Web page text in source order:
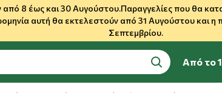
8 έως και 30 Αυγούστου.Παραγγελίες που θα
αυτή θα εκτελεστούν από 31 Αυγούστου και
Σεπτεμβρίου.
search
Από το